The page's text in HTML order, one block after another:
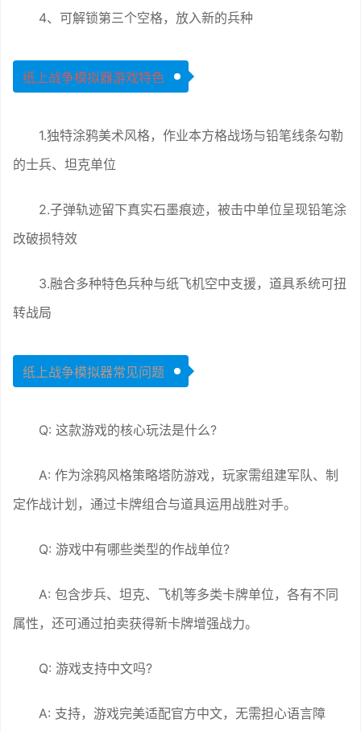
4、可解锁第三个空格，放入新的兵种
纸上战争模拟器游戏特色
1.独特涂鸦美术风格，作业本方格战场与铅笔线条勾勒
的士兵、坦克单位
2.子弹轨迹留下真实石墨痕迹，被击中单位呈现铅笔涂
改破损特效
3.融合多种特色兵种与纸飞机空中支援，道具系统可扭
转战局
纸上战争模拟器常见问题
Q: 这款游戏的核心玩法是什么?
A: 作为涂鸦风格策略塔防游戏，玩家需组建军队、制
定作战计划，通过卡牌组合与道具运用战胜对手。
Q: 游戏中有哪些类型的作战单位?
A: 包含步兵、坦克、飞机等多类卡牌单位，各有不同
属性，还可通过拍卖获得新卡牌增强战力。
Q: 游戏支持中文吗?
A: 支持，游戏完美适配官方中文，无需担心语言障